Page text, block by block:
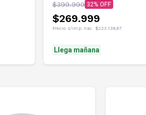
$399.999 32
$269.999
Precio s/imp. nac. $223.139,67
Llega mañana